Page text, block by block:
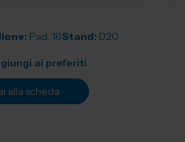
Pad. 16Stand: D20
ai preferiti
alla scheda